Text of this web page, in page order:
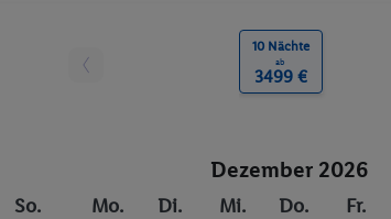
10 Nächte
ab
3499 €
Dezember 2026
So. Mo. Di. Mi. Do. Fr.